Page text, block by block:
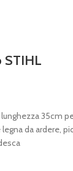
STIHL
35cm
da ardere,